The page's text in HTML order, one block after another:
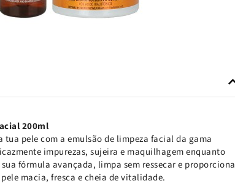
200ml
tua pele com a emulsão de limpeza facial da gama
impurezas, sujeira e maquilhagem enquanto
fórmula avançada, limpa sem ressecar e proporciona
macia, fresca e cheia de vitalidade.